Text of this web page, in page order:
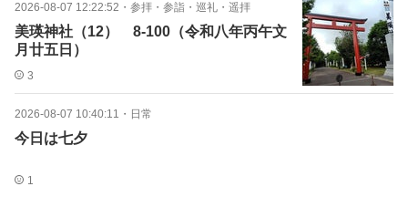
2026-08-07 12:22:52 ・ 参拝・参詣・巡礼・遥拝
美瑛神社（12） 8-100（令和八年丙午文
月廿五日）
3
2026-08-07 10:40:11 ・ 日常
今日は七夕
1